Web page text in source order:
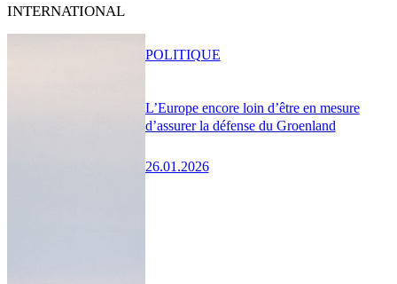
INTERNATIONAL
L’Europe encore loin d’être en mesure
d’assurer la défense du Groenland
26.01.2026
POLITIQUE